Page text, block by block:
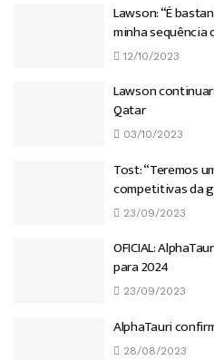
Lawson: “É
minha sequência
12/10/2023
Lawson
Qatar
03/10/2023
Tost: “Teremos
competitivas da
23/09/2023
OFICIAL:
para 2024
23/09/2023
AlphaTauri
28/08/2023